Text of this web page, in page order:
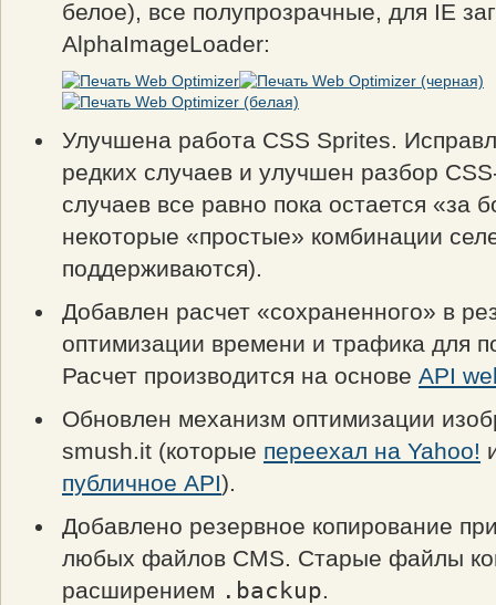
белое), все полупрозрачные, для IE
AlphaImageLoader:
Улучшена работа CSS Sprites.
редких случаев и улучшен разбор
случаев все равно пока остается «за
некоторые «простые» комбинации
поддерживаются).
Добавлен расчет «сохраненного» в
оптимизации времени и трафика для
Расчет производится на основе API
Обновлен механизм оптимизации
smush.it (которые переехал на Yahoo!
публичное API).
Добавлено резервное копирование
любых файлов CMS. Старые файлы
расширением .backup.